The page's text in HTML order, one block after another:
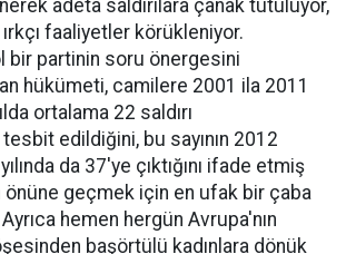
adeta saldırılara çanak tutuluyor,
faaliyetler körükleniyor.
bir partinin soru önergesini
hükümeti, camilere 2001 ila 2011
ortalama 22 saldırı
edildiğini, bu sayının 2012
da 37'ye çıktığını ifade etmiş
önüne geçmek için en ufak bir çaba
hemen hergün Avrupa'nın
başörtülü kadınlara dönük